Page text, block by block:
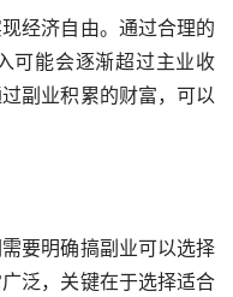
经济自由。通过合理的
可能会逐渐超过主业收
副业积累的财富，可以
要明确搞副业可以选择
泛，关键在于选择适合